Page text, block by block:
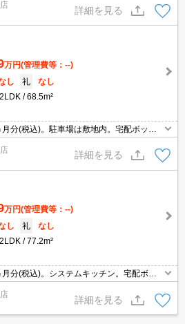
ヶ月分の違約金。敷地内、全面禁煙。
詳細を見る
万円(管理費等：--)
し 礼
なし
2LDK 68.5m²
分(税込)。駐車場は敷地内。宅配ボック
ンターホン。ウォークインクローゼット付
約金1ヶ月分発生。専用庭付き。
詳細を見る
万円(管理費等：--)
し 礼
なし
2LDK 77.2m²
分(税込)。システムキッチン。宅配ボッ
未満 家賃2ヶ月、12ヶ月未満 家賃1ヶ
期借家契約2年間。再契約可。
詳細を見る